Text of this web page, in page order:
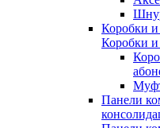
Коробки
Коробки
Панели